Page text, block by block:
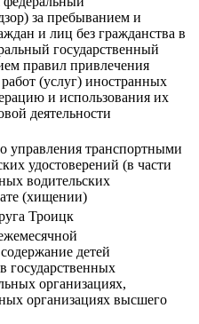
за пребыванием и
и лиц без гражданства в
государственный
правил привлечения
(услуг) иностранных
и использования их
деятельности
управления транспортными
удостоверений (в части
водительских
(хищении)
Троицк
детей
государственных
организациях,
организациях высшего